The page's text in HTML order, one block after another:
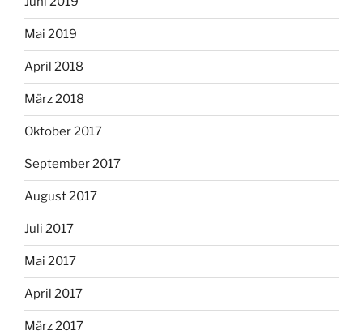
Mai 2019
April 2018
März 2018
Oktober 2017
September 2017
August 2017
Juli 2017
Mai 2017
April 2017
März 2017